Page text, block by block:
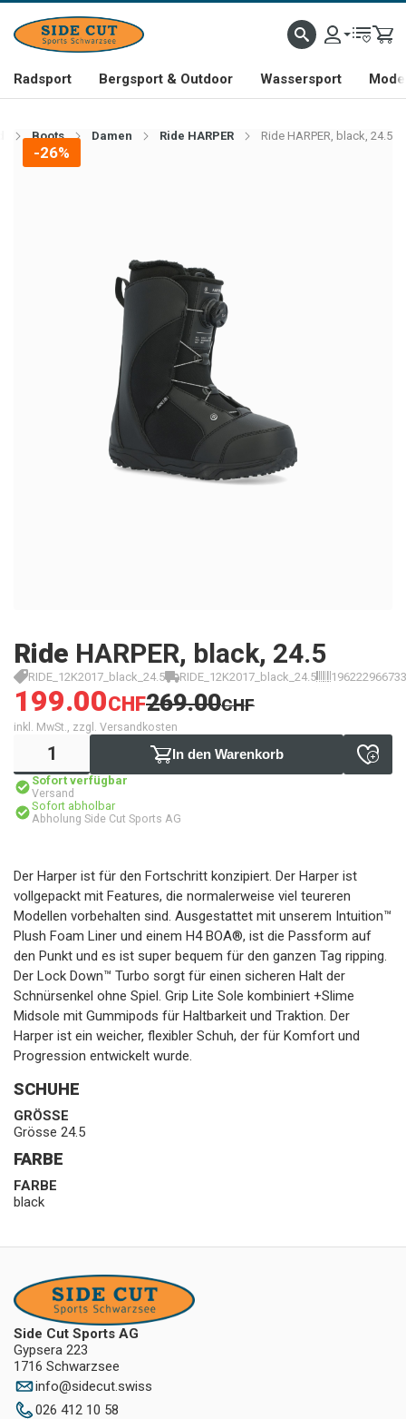
Radsport Bergsport & Outdoor Wassersport
Boots Damen Ride HARPER Ride HARPER, black, 24.5
-26%
Ride HARPER, black, 24.5
RIDE_12K2017_black_24.5 RIDE_12K2017_black_24.5 196222966733
199.00CHF269.00CHF
inkl. MwSt., zzgl. Versandkosten
In den Warenkorb
Sofort verfügbar
Versand
Sofort abholbar
Abholung Side Cut Sports AG
Der Harper ist für den Fortschritt konzipiert. Der Harper ist
vollgepackt mit Features, die normalerweise viel teureren
Modellen vorbehalten sind. Ausgestattet mit unserem Intuition™
Plush Foam Liner und einem H4 BOA®, ist die Passform auf
den Punkt und es ist super bequem für den ganzen Tag ripping.
Der Lock Down™ Turbo sorgt für einen sicheren Halt der
Schnürsenkel ohne Spiel. Grip Lite Sole kombiniert +Slime
Midsole mit Gummipods für Haltbarkeit und Traktion. Der
Harper ist ein weicher, flexibler Schuh, der für Komfort und
Progression entwickelt wurde.
SCHUHE
GRÖSSE
Grösse 24.5
FARBE
FARBE
black
Side Cut Sports AG
Gypsera 223
1716 Schwarzsee
info@sidecut.swiss
026 412 10 58